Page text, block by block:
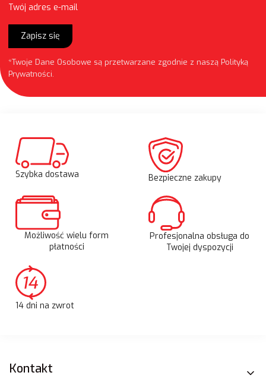
Twój adres e-mail
Zapisz się
*Twoje Dane Osobowe są przetwarzane zgodnie z naszą Polityką
Prywatności.
Szybka dostawa Bezpieczne zakupy
Możliwość wielu form
płatności
Profesjonalna obsługa do
Twojej dyspozycji
14 dni na zwrot
Linki w stopce
Kontakt